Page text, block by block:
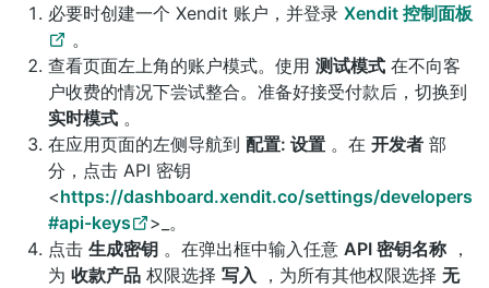
必要时创建一个 Xendit 账户，并登录 Xendit 控制面板
。
查看页面左上角的账户模式。使用 测试模式 在不向客
户收费的情况下尝试整合。准备好接受付款后，切换到
实时模式 。
在应用页面的左侧导航到 配置: 设置 。在 开发者 部
分，点击 API 密钥
<https://dashboard.xendit.co/settings/developers
#api-keys
>_。
点击 生成密钥 。在弹出框中输入任意 API 密钥名称，
为 收款产品 权限选择 写入 ，为所有其他权限选择 无